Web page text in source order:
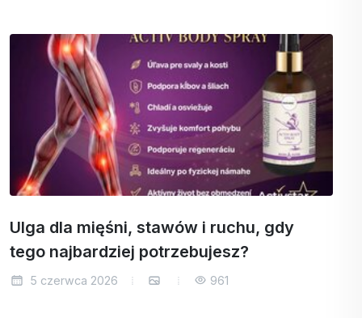
Ulga dla mięśni, stawów i ruchu, gdy
tego najbardziej potrzebujesz?
5 czerwca 2026 961